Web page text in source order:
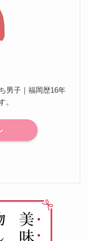
男子｜福岡歴16年
。